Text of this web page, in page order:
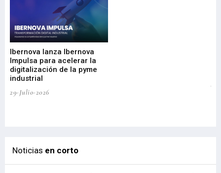
Ibernova lanza Ibernova
Impulsa para acelerar la
digitalización de la pyme
industrial
29-Julio-2026
Noticias en corto